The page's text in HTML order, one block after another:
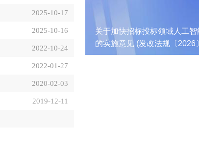
2025-10-17
2025-10-16
2022-10-24
2022-01-27
2020-02-03
2019-12-11
关于加快招标投标领域人工智能推广应用
的实施意见 (发改法规〔2026〕195号)